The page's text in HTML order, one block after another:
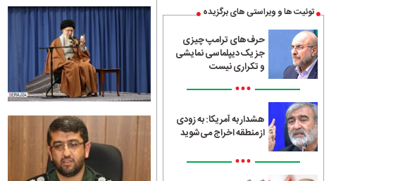
توئیت ها و ویراستی های برگزیده
حرف‌های ترامپ چیزی
جز یک دیپلماسی نمایشی
و تکراری نیست
•••
هشدار به آمریکا: به زودی
از منطقه اخراج می‌شوید
•••